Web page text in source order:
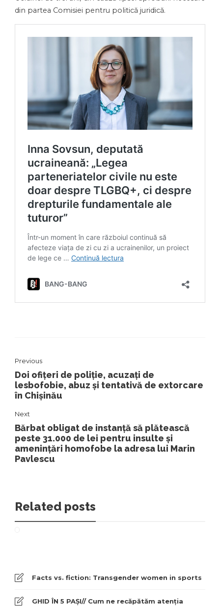
din partea Comisiei pentru politică juridică.
Previous
Doi ofițeri de poliție, acuzați de
lesbofobie, abuz și tentativă de extorcare
în Chișinău
Next
Bărbat obligat de instanță să plătească
peste 31.000 de lei pentru insulte și
amenințări homofobe la adresa lui Marin
Pavlescu
Related posts
Facts vs. fiction: Transgender women in sports
GHID ÎN 5 PAȘI// Cum ne recăpătăm atenția